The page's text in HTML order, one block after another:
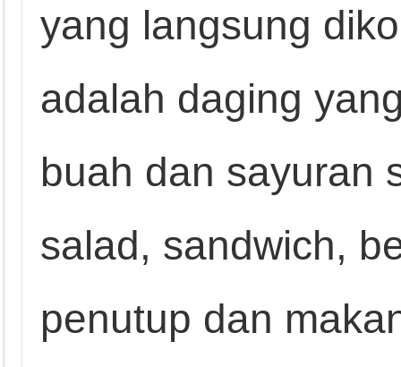
yang langsung
adalah daging
buah dan sayuran
salad, sandwich,
penutup dan